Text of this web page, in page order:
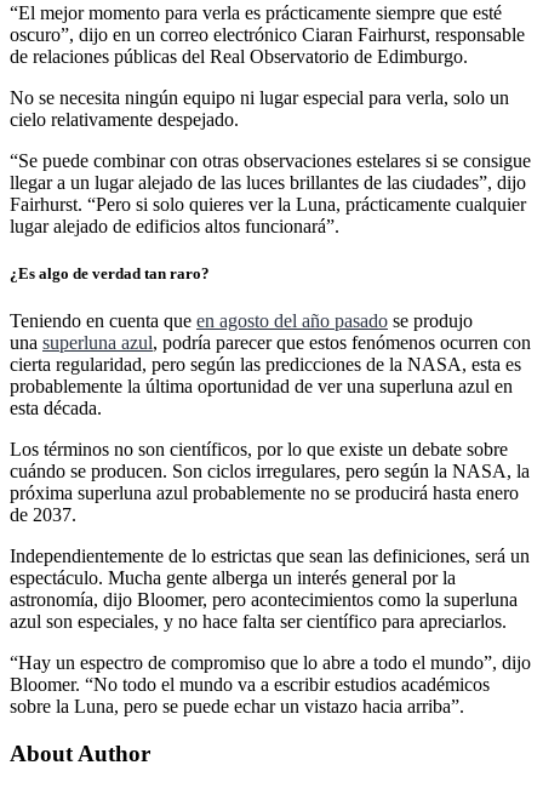
“El mejor momento para verla es prácticamente siempre que esté
oscuro”, dijo en un correo electrónico Ciaran Fairhurst, responsable
de relaciones públicas del Real Observatorio de Edimburgo.
No se necesita ningún equipo ni lugar especial para verla, solo un
cielo relativamente despejado.
“Se puede combinar con otras observaciones estelares si se consigue
llegar a un lugar alejado de las luces brillantes de las ciudades”, dijo
Fairhurst. “Pero si solo quieres ver la Luna, prácticamente cualquier
lugar alejado de edificios altos funcionará”.
¿Es algo de verdad tan raro?
Teniendo en cuenta que en agosto del año pasado se produjo
una superluna azul, podría parecer que estos fenómenos ocurren con
cierta regularidad, pero según las predicciones de la NASA, esta es
probablemente la última oportunidad de ver una superluna azul en
esta década.
Los términos no son científicos, por lo que existe un debate sobre
cuándo se producen. Son ciclos irregulares, pero según la NASA, la
próxima superluna azul probablemente no se producirá hasta enero
de 2037.
Independientemente de lo estrictas que sean las definiciones, será un
espectáculo. Mucha gente alberga un interés general por la
astronomía, dijo Bloomer, pero acontecimientos como la superluna
azul son especiales, y no hace falta ser científico para apreciarlos.
“Hay un espectro de compromiso que lo abre a todo el mundo”, dijo
Bloomer. “No todo el mundo va a escribir estudios académicos
sobre la Luna, pero se puede echar un vistazo hacia arriba”.
About Author